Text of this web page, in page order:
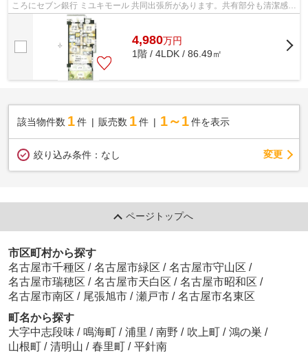
ころにセブン銀行 ミユキモール 共同出張所があります。共有部分も清潔感が
あり、綺麗な中古マンションです。こ...
4,980万円
1階 / 4LDK / 86.49㎡
該当物件数 1件 販売数 1 件 1～1 件を表示
絞り込み条件： なし 変更
ページトップへ
市区町村から探す
名古屋市千種区 / 名古屋市緑区 / 名古屋市守山区 /
名古屋市瑞穂区 / 名古屋市天白区 / 名古屋市昭和区 /
名古屋市南区 / 尾張旭市 / 瀬戸市 / 名古屋市名東区
町名から探す
大字中志段味 / 鳴海町 / 浦里 / 南野 / 吹上町 / 鴻の巣 /
山根町 / 清明山 / 春里町 / 平針南